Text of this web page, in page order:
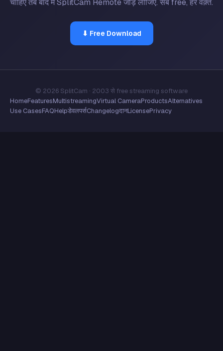
चाहिए तब बाद में SplitCam Remote जोड़ लीजिए. सब free, हर वक़्त.
⬇ Free Download
© 2026 SplitCam · 2003 से free streaming software
HomeFeaturesMultistreamingVirtual CameraProductsAlternatives
Use CasesFAQHelpडेवलपर्सChangelogदानLicensePrivacy